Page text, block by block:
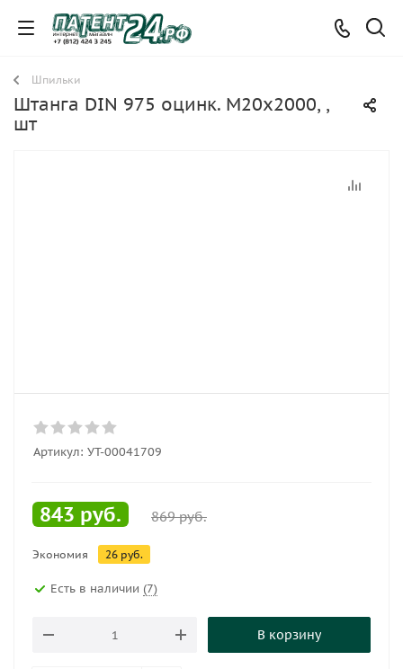
Шпильки
Штанга DIN 975 оцинк. М20х2000, ,
шт
Артикул: УТ-00041709
843 руб. 869руб.
Экономия 26 руб.
Есть в наличии (7)
В корзину